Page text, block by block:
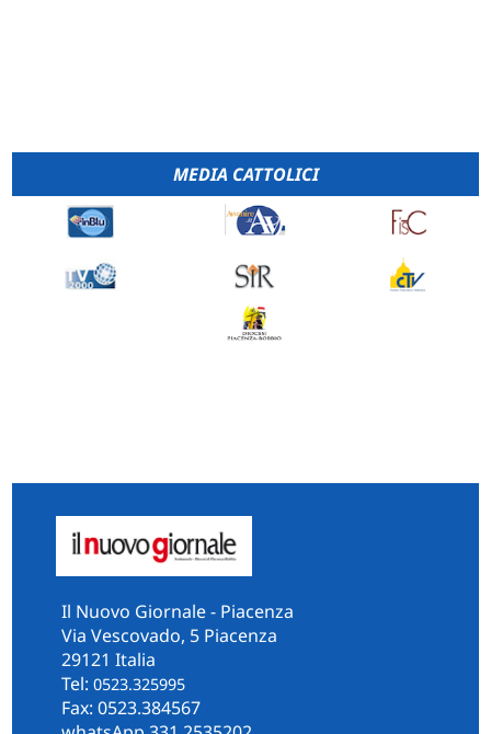
MEDIA CATTOLICI
Il Nuovo Giornale - Piacenza
Via Vescovado, 5 Piacenza
29121 Italia
Tel: 0523.325995
Fax: 0523.384567